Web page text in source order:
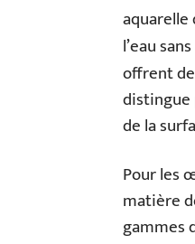
aquarelle
l’eau
offrent
distingue
de la
Pour les
matière
gammes